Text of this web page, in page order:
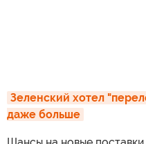
Зеленский хотел
даже больше